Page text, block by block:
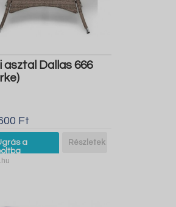
asztal Dallas 666
Ft
a
Részletek